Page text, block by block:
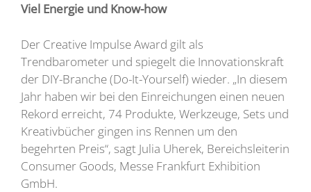
Viel Energie und Know-how
Der Creative Impulse Award gilt als
Trendbarometer und spiegelt die Innovationskraft
der DIY-Branche (Do-It-Yourself) wieder. „In diesem
Jahr haben wir bei den Einreichungen einen neuen
Rekord erreicht, 74 Produkte, Werkzeuge, Sets und
Kreativbücher gingen ins Rennen um den
begehrten Preis“, sagt Julia Uherek, Bereichsleiterin
Consumer Goods, Messe Frankfurt Exhibition
GmbH.